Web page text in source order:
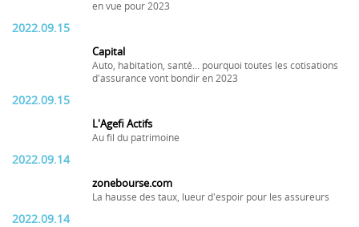
en vue pour 2023
2022.09.15
Capital
Auto, habitation, santé... pourquoi toutes les cotisations
d'assurance vont bondir en 2023
2022.09.15
L'Agefi Actifs
Au fil du patrimoine
2022.09.14
zonebourse.com
La hausse des taux, lueur d'espoir pour les assureurs
2022.09.14